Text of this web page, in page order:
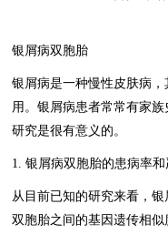
银屑病双胞胎
银屑病是一种慢性皮肤病
用。银屑病患者常常有家
研究是很有意义的。
1. 银屑病双胞胎的患病率
从目前已知的研究来看，
双胞胎之间的基因遗传相似